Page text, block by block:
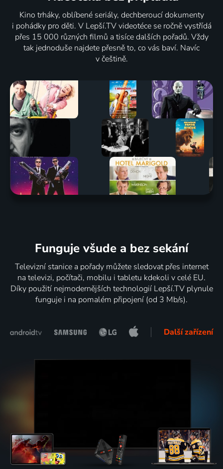
Kino trháky, oblíbené seriály, dechberoucí dokumenty
i pohádky pro děti. V Lepší.TV videotéce se ročně vystřídá
přes 15 000 různých filmů a tisíce dalších pořadů. Vždy
tak jednoduše najdete přesně to, co vás baví. Navíc
v češtině.
Funguje všude a bez sekání
Televizní stanice a pořady můžete sledovat přes internet
na televizi, počítači, mobilu i tabletu kdekoli v celé EU.
Díky použití nejmodernějších technologií Lepší.TV plynule
funguje i na pomalém připojení (od 3 Mb/s).
Další zařízení